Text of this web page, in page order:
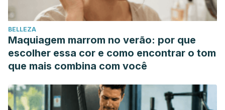
conditions/allergies/symptoms-causes/syc-20351497
Herro E, Jacob SE. Mentha piperita (peppermint).
Dermatitis. 2010 Nov-Dec;21(6):327-9. PMID: 21144345.
Choi, S. Y., & Park, K. (2016). Effect of Inhalation of
Aromatherapy Oil on Patients with Perennial Allergic Rhinitis:
complementary and alternative medicine : eCAM
,
7896081. https://doi.org/10.1155/2016/7896081
BELLEZA
Maquiagem marrom no verão: por que
escolher essa cor e como encontrar o tom
que mais combina com você